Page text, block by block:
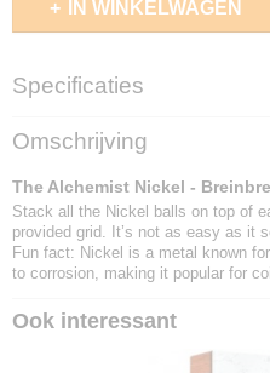
IN WINKELWAGEN
Specificaties
EAN code
8717278852096
Omschrijving
The Alchemist Nickel -
Stack all the Nickel balls on top of
provided grid. It’s not as easy as it
Fun fact: Nickel is a metal known
to corrosion, making it popular for
Ook interessant